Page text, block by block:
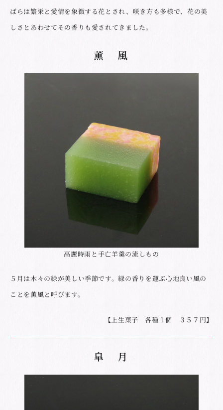
ばらは繁栄と愛情を象徴する花とされ、咲き方も多様で、花の美
しさとあわせてその香りも愛されてきました。
薫 風
高麗時雨と手亡羊羹の流しもの
５月は木々の緑が美しい季節です。緑の香りを運ぶ心地良い風の
ことを薫風と呼びます。
【上生菓子 各種１個 ３５７円】
皐 月